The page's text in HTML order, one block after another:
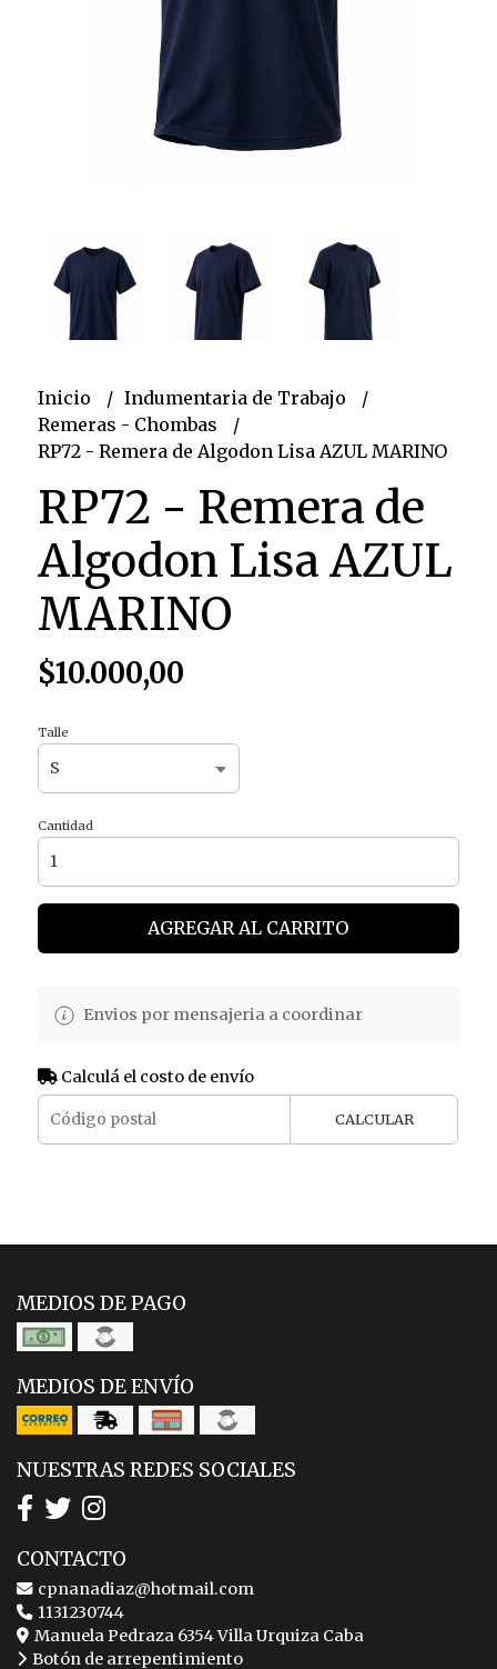
Inicio
Indumentaria de Trabajo
Remeras - Chombas
RP72 - Remera de Algodon Lisa AZUL MARINO
RP72 - Remera de
Algodon Lisa AZUL
MARINO
$10.000,00
Talle
Cantidad
AGREGAR AL CARRITO
Envios por mensajeria a coordinar
Calculá el costo de envío
CALCULAR
MEDIOS DE PAGO
MEDIOS DE ENVÍO
NUESTRAS REDES SOCIALES
CONTACTO
cpnanadiaz@hotmail.com
1131230744
Manuela Pedraza 6354 Villa Urquiza Caba
Botón de arrepentimiento